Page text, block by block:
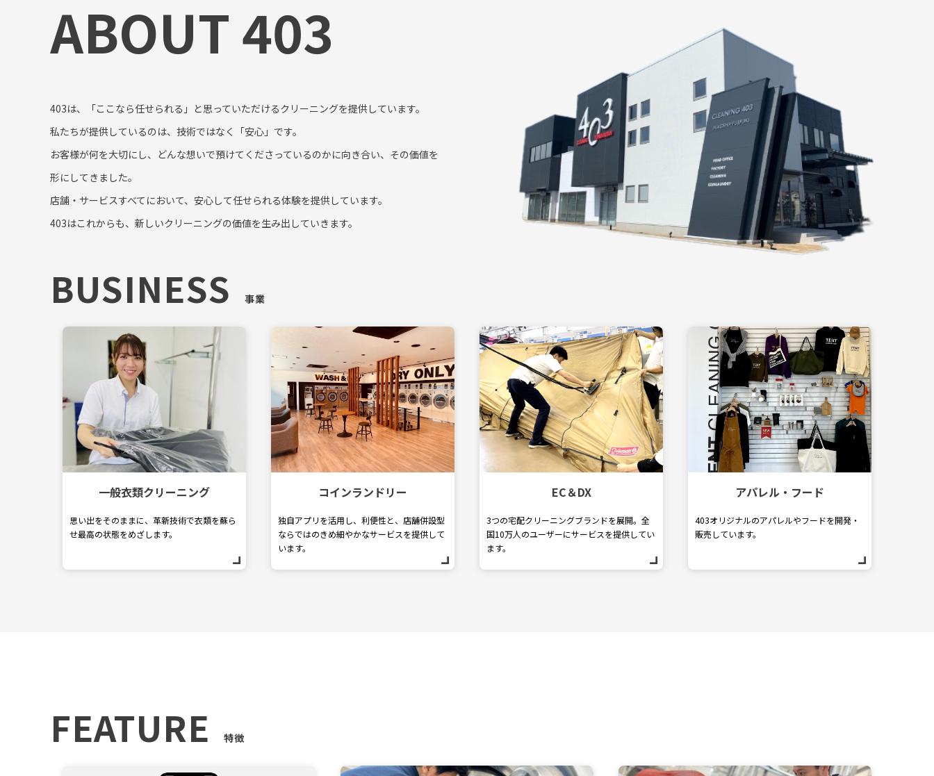
ABOUT 403
403は、「ここなら任せられる」と思っていただけるクリーニングを提供しています。
私たちが提供しているのは、技術ではなく「安心」です。
お客様が何を大切にし、どんな想いで預けてくださっているのかに向き合い、その価値を
形にしてきました。
店舗・サービスすべてにおいて、安心して任せられる体験を提供しています。
403はこれからも、新しいクリーニングの価値を生み出していきます。
BUSINESS 事業
一般衣類クリーニング
思い出をそのままに、革新技術で衣類を蘇ら
せ最高の状態をめざします。
コインランドリー
独自アプリを活用し、利便性と、店舗併設型
ならではのきめ細やかなサービスを提供して
います。
EC＆DX
3つの宅配クリーニングブランドを展開。全
国10万人のユーザーにサービスを提供してい
ます。
アパレル・フード
403オリジナルのアパレルやフードを開発・
販売しています。
FEATURE 特徴